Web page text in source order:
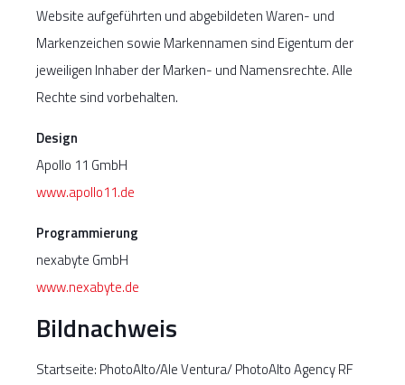
Website aufgeführten und abgebildeten Waren- und
Markenzeichen sowie Markennamen sind Eigentum der
jeweiligen Inhaber der Marken- und Namensrechte. Alle
Rechte sind vorbehalten.
Design
Apollo 11 GmbH
www.apollo11.de
Programmierung
nexabyte GmbH
www.nexabyte.de
Bildnachweis
Startseite: PhotoAlto/Ale Ventura/ PhotoAlto Agency RF